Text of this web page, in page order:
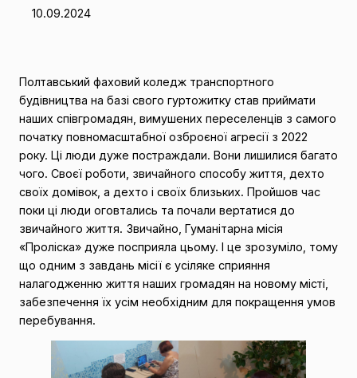
10.09.2024
Полтавський фаховий коледж транспортного
будівництва на базі свого гуртожитку став приймати
наших співгромадян, вимушених переселенців з самого
початку повномасштабної озброєної агресії з 2022
року. Ці люди дуже постраждали. Вони лишилися багато
чого. Своєї роботи, звичайного способу життя, дехто
своїх домівок, а дехто і своїх близьких. Пройшов час
поки ці люди оговтались та почали вертатися до
звичайного життя. Звичайно, Гуманітарна місія
«Проліска» дуже посприяла цьому. І це зрозуміло, тому
що одним з завдань місії є усіляке сприяння
налагодженню життя наших громадян на новому місті,
забезпечення їх усім необхідним для покращення умов
перебування.